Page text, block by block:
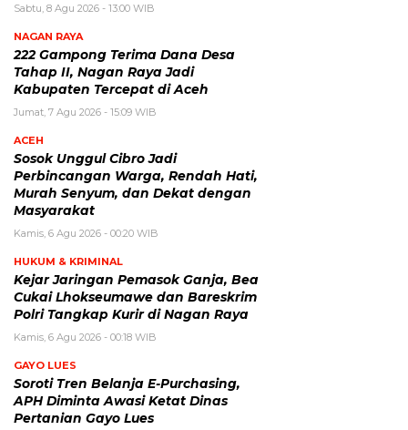
Sabtu, 8 Agu 2026 - 13:00 WIB
NAGAN RAYA
222 Gampong Terima Dana Desa
Tahap II, Nagan Raya Jadi
Kabupaten Tercepat di Aceh
Jumat, 7 Agu 2026 - 15:09 WIB
ACEH
Sosok Unggul Cibro Jadi
Perbincangan Warga, Rendah Hati,
Murah Senyum, dan Dekat dengan
Masyarakat
Kamis, 6 Agu 2026 - 00:20 WIB
HUKUM & KRIMINAL
Kejar Jaringan Pemasok Ganja, Bea
Cukai Lhokseumawe dan Bareskrim
Polri Tangkap Kurir di Nagan Raya
Kamis, 6 Agu 2026 - 00:18 WIB
GAYO LUES
Soroti Tren Belanja E-Purchasing,
APH Diminta Awasi Ketat Dinas
Pertanian Gayo Lues